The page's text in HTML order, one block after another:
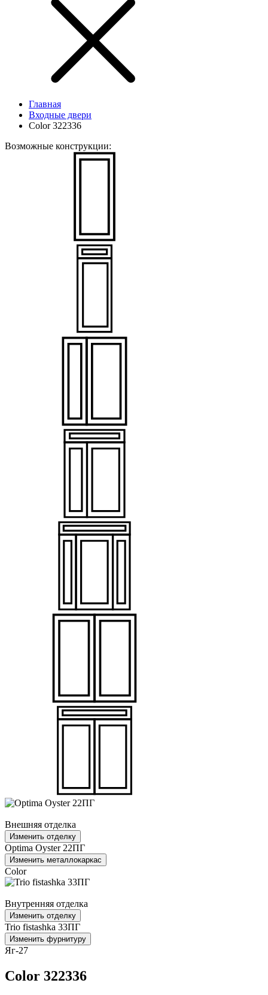
Главная
Входные двери
Color 322336
Возможные конструкции:
Внешняя отделка
Изменить отделку
Optima Oyster 22ПГ
Изменить металлокаркас
Color
Внутренняя отделка
Изменить отделку
Trio fistashka 33ПГ
Изменить фурнитуру
Яг-27
Color 322336